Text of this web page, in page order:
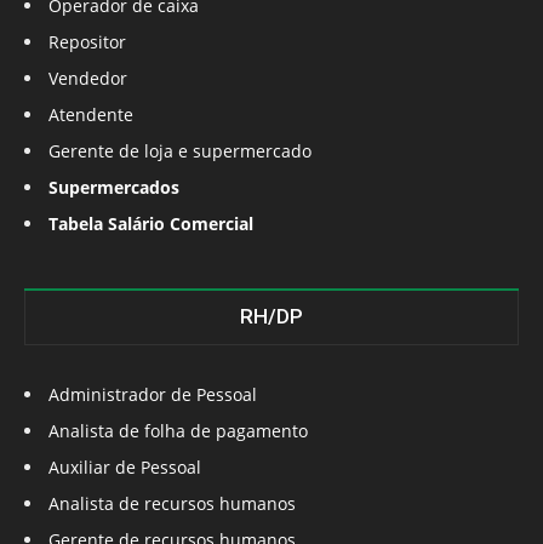
Operador de caixa
Repositor
Vendedor
Atendente
Gerente de loja e supermercado
Supermercados
Tabela Salário Comercial
RH/DP
Administrador de Pessoal
Analista de folha de pagamento
Auxiliar de Pessoal
Analista de recursos humanos